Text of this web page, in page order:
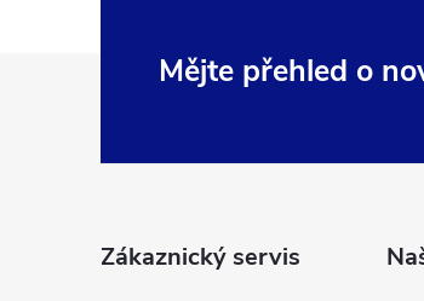
Mějte přehled o
Zákaznický servis